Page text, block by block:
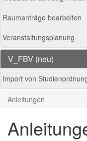
Raumanträge bearbeiten
Veranstaltungsplanung
V_FBV (neu)
Import von
Anleitungen